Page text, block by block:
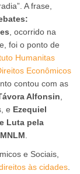
A frase,
, ocorrido na
foi o ponto de
Humanitas
Econômicos
contou com as
Alfonsin
e Ezequiel
Luta pela
e Sociais,
às cidades